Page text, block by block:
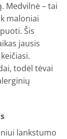
Medvilnė – tai
maloniai
Šis
jausis
todėl tėvai
lankstumo